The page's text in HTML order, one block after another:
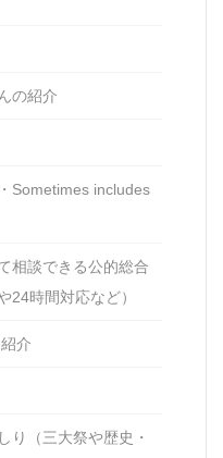
の紹介
Sometimes includes
相談できる公的総合
24時間対応など）
介
り（三大祭や歴史・